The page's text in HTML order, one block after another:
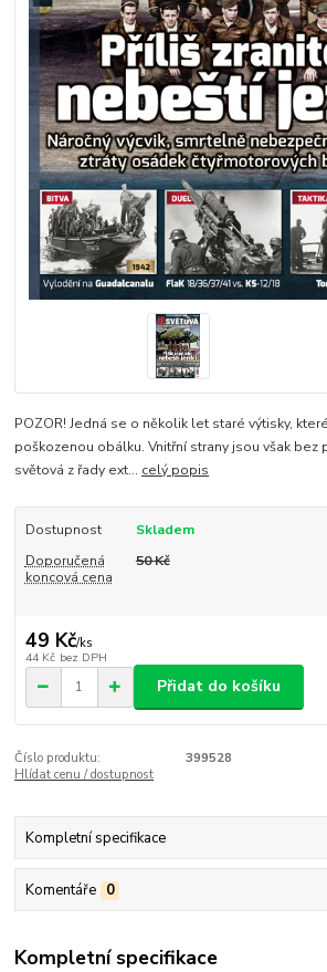
POZOR! Jedná se o několik let staré výtisky,
poškozenou obálku. Vnitřní strany jsou však bez
světová z řady ext... celý popis
Dostupnost
Skladem
Doporučená
koncová cena
50 Kč
49 Kč/ks
44 Kč bez DPH
Přidat do košíku
Číslo produktu:
399528
Hlídat cenu / dostupnost
Kompletní specifikace
Komentáře 0
Kompletní specifikace